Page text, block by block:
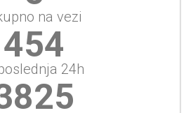
na vezi
454
24h